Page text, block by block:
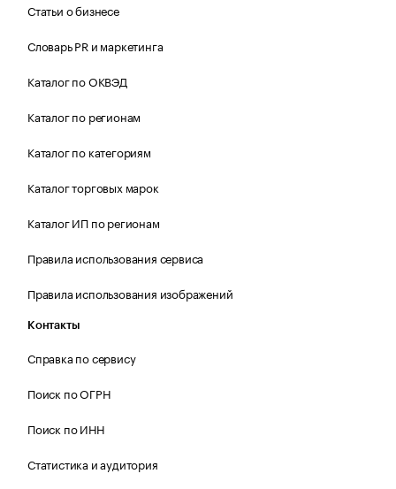
Статьи о бизнесе
Словарь PR и маркетинга
Каталог по ОКВЭД
Каталог по регионам
Каталог по категориям
Каталог торговых марок
Каталог ИП по регионам
Правила использования сервиса
Правила использования изображений
Контакты
Справка по сервису
Поиск по ОГРН
Поиск по ИНН
Статистика и аудитория